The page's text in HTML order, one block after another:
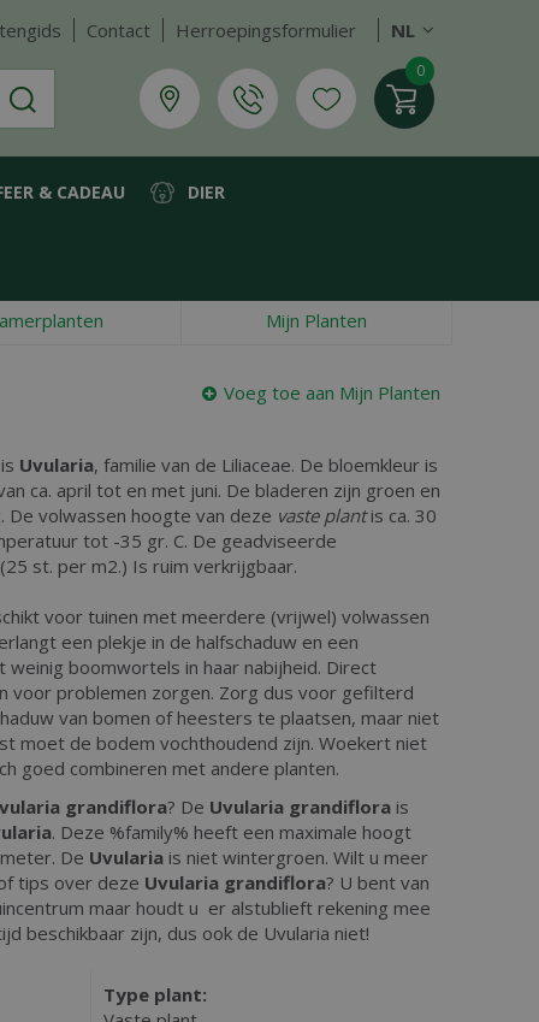
Contact Herroepingsformulier NL
& CADEAU DIER
Mijn Planten
Voeg toe aan Mijn Planten
Uvularia, familie van de Liliaceae. De bloemkleur is
ca. april tot en met juni. De bladeren zijn groen en
De volwassen hoogte van deze vaste plantis ca. 30
tot -35 gr. C. De geadviseerde
st. per m2.) Is ruim verkrijgbaar.
voor tuinen met meerdere (vrijwel) volwassen
een plekje in de halfschaduw en een
weinig boomwortels in haar nabijheid. Direct
voor problemen zorgen. Zorg dus voor gefilterd
van bomen of heesters te plaatsen, maar niet
moet de bodem vochthoudend zijn. Woekert niet
goed combineren met andere planten.
grandiflora? De Uvularia grandiflora is
. Deze %family% heeft een maximale hoogt
De Uvularia is niet wintergroen. Wilt u meer
tips over deze Uvularia grandiflora? U bent van
maar houdt u er alstublieft rekening mee
beschikbaar zijn, dus ook de Uvularia niet!
Type plant: